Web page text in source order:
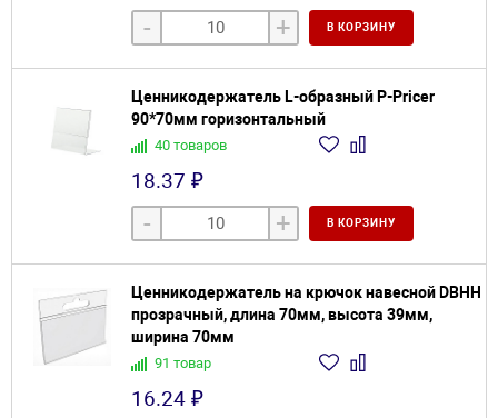
- + В КОРЗИНУ
Ценникодержатель L-образный P-Pricer
90*70мм горизонтальный
40 товаров
18.37 ₽
- + В КОРЗИНУ
Ценникодержатель на крючок навесной DBHH
прозрачный, длина 70мм, высота 39мм,
ширина 70мм
91 товар
16.24 ₽